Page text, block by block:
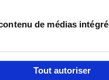
de médias intégré
Tout autoriser